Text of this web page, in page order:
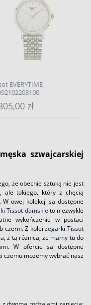
EVERYTIME
zł
szwajcarskiej
że obecnie sztuką nie jest
ale takiego, który z chęcią
W owej kolekcji są dostępne
Tissot damskie to niezwykle
wykończenie w postaci
czerni. Z kolei zegarki Tissot
z tą różnicą, że mamy tu do
W ofercie są dostępne
czemu możemy wybrać nasz